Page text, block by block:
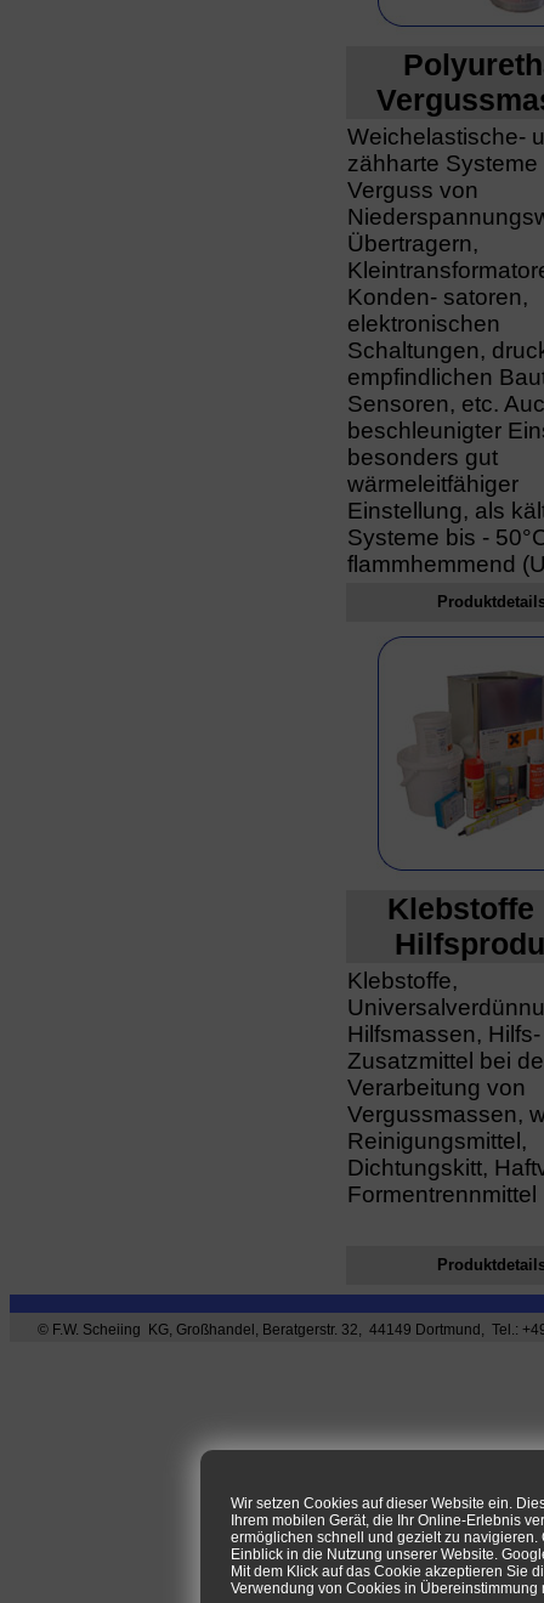
Weichelastische-
zähharte Systeme
Verguss von
Übertragern,
Konden- satoren,
elektronischen
Schaltungen,
empfindlichen
Sensoren, etc.
beschleunigter
besonders gut
wärmeleitfähiger
Einstellung, als
Systeme bis -
flammhemmend
Klebstoffe
Klebstoffe,
Hilfsmassen,
Zusatzmittel bei
Verarbeitung von
Vergussmassen,
Reinigungsmittel,
Dichtungskitt,
Formentrennmittel
© F.W. Scheiing KG, Großhandel, Beratgerstr. 32, 44149 Dortmund, Tel.:
Wir setzen Cookies auf dieser Website ein.
Ihrem mobilen Gerät, die Ihr Online-Erlebnis
ermöglichen schnell und gezielt zu
Einblick in die Nutzung unserer Website.
Mit dem Klick auf das Cookie akzeptieren Sie
Verwendung von Cookies in